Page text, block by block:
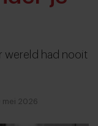
wereld had nooit
mei 2026